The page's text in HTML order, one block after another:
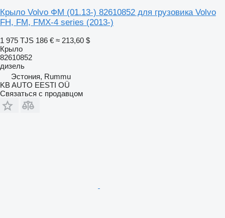
Крыло Volvo ФМ (01.13-) 82610852 для грузовика Volvo
FH, FM, FMX-4 series (2013-)
1 975 TJS 186 € ≈ 213,60 $
Крыло
82610852
дизель
Эстония, Rummu
KB AUTO EESTI OÜ
Связаться с продавцом